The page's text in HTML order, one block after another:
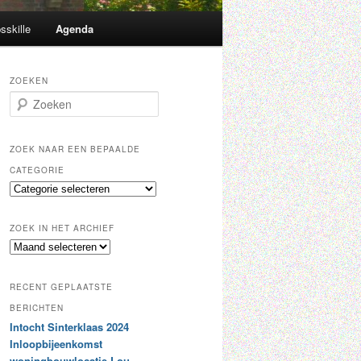
Agenda
ZOEKEN
o
k
n
ZOEK NAAR EEN BEPAALDE
CATEGORIE
Z
k
n
e
e
n
b
ZOEK IN HET ARCHIEF
Z
k
i
n
h
RECENT GEPLAATSTE
BERICHTEN
Intocht Sinterklaas 2024
Inloopbijeenkomst